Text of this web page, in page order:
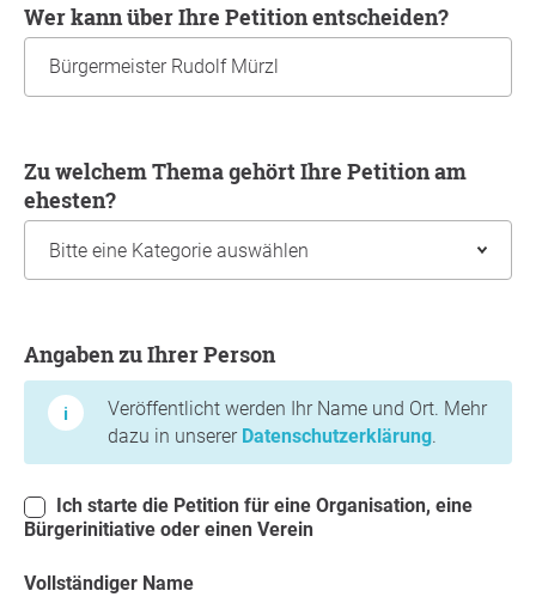
Wer kann über Ihre Petition entscheiden?
Zu welchem Thema gehört Ihre Petition am
ehesten?
Angaben zu Ihrer Person
Veröffentlicht werden Ihr Name und Ort. Mehr
dazu in unserer Datenschutzerklärung.
Bürgerinitiative oder einen Verein
Vollständiger Name